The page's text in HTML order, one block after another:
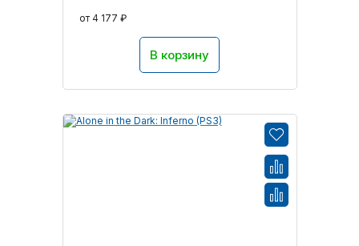
от 4 177 ₽
В корзину